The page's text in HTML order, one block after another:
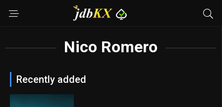
Nico Romero
Recently added